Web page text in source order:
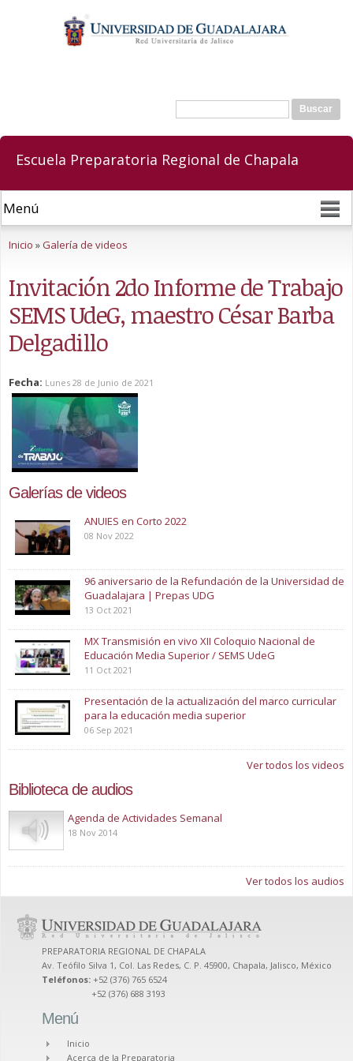
contenido
principal
Formulario de búsqueda
Buscar
Escuela Preparatoria Regional de Chapala
Inicio »Galería de videos
Invitación 2do Informe de Trabajo
SEMS UdeG, maestro César Barba
Delgadillo
Fecha: Lunes 28 de Junio de 2021
Galerías de videos
ANUIES en Corto 2022
08 Nov 2022
96 aniversario de la Refundación de la Universidad de
Guadalajara | Prepas UDG
13 Oct 2021
MX Transmisión en vivo XII Coloquio Nacional de
Educación Media Superior / SEMS UdeG
11 Oct 2021
Presentación de la actualización del marco curricular
para la educación media superior
06 Sep 2021
Ver todos los videos
Biblioteca de audios
Play
Agenda de Actividades Semanal
18 Nov 2014
Ver todos los audios
PREPARATORIA REGIONAL DE CHAPALA
Av. Teófilo Silva 1, Col. Las Redes, C. P. 45900, Chapala, Jalisco, México
Teléfonos: +52 (376) 765 6524
+52 (376) 688 3193
Menú
Inicio
Acerca de la Preparatoria